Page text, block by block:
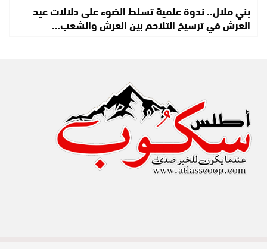
بني ملال.. ندوة علمية تسلط الضوء على دلالات عيد
العرش في ترسيخ التلاحم بين العرش والشعب…